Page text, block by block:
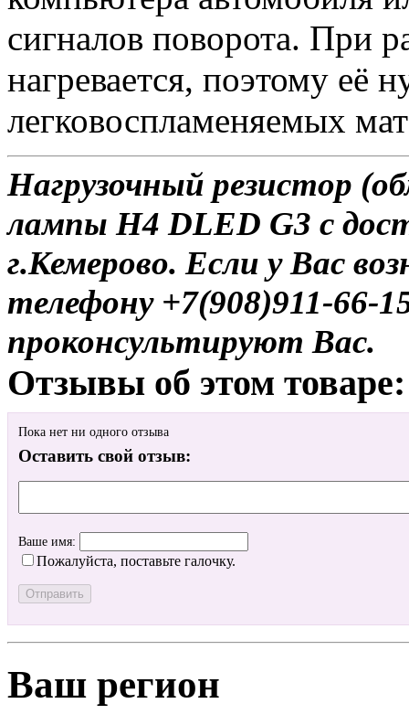
сигналов поворота. При
нагревается, поэтому её
легковоспламеняемых
Нагрузочный резистор
лампы H4 DLED G3 с
г.Кемерово. Если у Вас
телефону +7(908)911-
проконсультируют Вас.
Отзывы об этом товаре:
Пока нет ни одного отзыва
Оставить свой отзыв:
Ваше имя:
Пожалуйста, поставьте галочку.
Ваш регион